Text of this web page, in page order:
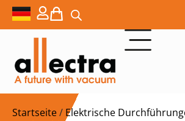
Startseite/ Elektrische